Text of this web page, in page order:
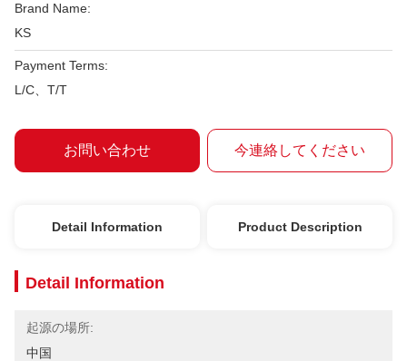
Brand Name:
KS
Payment Terms:
L/C、T/T
お問い合わせ 今連絡してください
Detail Information Product Description
Detail Information
起源の場所:
中国